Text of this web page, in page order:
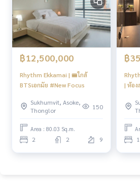
฿12,500,000
Rhythm Ekkamai | 🚝ใกล้
BTSเอกมัย #New Focus
Sukhumvit, Asoke,
Thonglor
150
Area : 80.03 Sq.m.
2 2 9
฿
| ห้อง
1